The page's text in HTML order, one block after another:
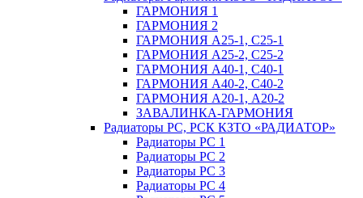
ГАРМОНИЯ 1
ГАРМОНИЯ 2
ГАРМОНИЯ А25-1, С25-1
ГАРМОНИЯ А25-2, С25-2
ГАРМОНИЯ А40-1, С40-1
ГАРМОНИЯ А40-2, С40-2
ГАРМОНИЯ А20-1, А20-2
ЗАВАЛИНКА-ГАРМОНИЯ
Радиаторы РС, РСК КЗТО «РАДИАТОР»
Радиаторы РС 1
Радиаторы РС 2
Радиаторы РС 3
Радиаторы РС 4